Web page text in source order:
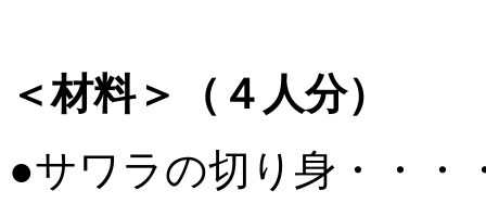
＜材料＞（４人分）
●サワラの切り身・・・